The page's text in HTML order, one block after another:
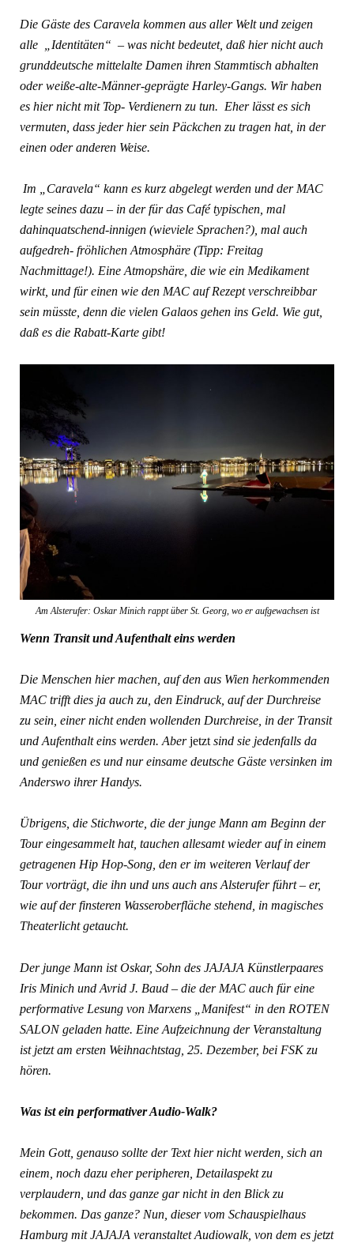
Die Gäste des Caravela kommen aus aller Welt und zeigen
alle „Identitäten“ – was nicht bedeutet, daß hier nicht auch
grunddeutsche mittelalte Damen ihren Stammtisch abhalten
oder weiße-alte-Männer-geprägte Harley-Gangs. Wir haben
es hier nicht mit Top- Verdienern zu tun. Eher lässt es sich
vermuten, dass jeder hier sein Päckchen zu tragen hat, in der
einen oder anderen Weise.
Im „Caravela“ kann es kurz abgelegt werden und der MAC
legte seines dazu – in der für das Café typischen, mal
dahinquatschend-innigen (wieviele Sprachen?), mal auch
aufgedreh- fröhlichen Atmosphäre (Tipp: Freitag
Nachmittage!). Eine Atmopshäre, die wie ein Medikament
wirkt, und für einen wie den MAC auf Rezept verschreibbar
sein müsste, denn die vielen Galaos gehen ins Geld. Wie gut,
daß es die Rabatt-Karte gibt!
Am Alsterufer: Oskar Minich rappt über St. Georg, wo er aufgewachsen ist
Wenn Transit und Aufenthalt eins werden
Die Menschen hier machen, auf den aus Wien herkommenden
MAC trifft dies ja auch zu, den Eindruck, auf der Durchreise
zu sein, einer nicht enden wollenden Durchreise, in der Transit
und Aufenthalt eins werden. Aberjetztsind sie jedenfalls da
und genießen es und nur einsame deutsche Gäste versinken im
Anderswo ihrer Handys.
Übrigens, die Stichworte, die der junge Mann am Beginn der
Tour eingesammelt hat, tauchen allesamt wieder auf in einem
getragenen Hip Hop-Song, den er im weiteren Verlauf der
Tour vorträgt, die ihn und uns auch ans Alsterufer führt – er,
wie auf der finsteren Wasseroberfläche stehend, in magisches
Theaterlicht getaucht.
Der junge Mann ist Oskar, Sohn des JAJAJA Künstlerpaares
Iris Minich und Avrid J. Baud – die der MAC auch für eine
performative Lesung von Marxens „Manifest“ in den ROTEN
SALON geladen hatte. Eine Aufzeichnung der Veranstaltung
ist jetzt am ersten Weihnachtstag, 25. Dezember, bei FSK zu
hören.
Was ist ein performativer Audio-Walk?
Mein Gott, genauso sollte der Text hier nicht werden, sich an
einem, noch dazu eher peripheren, Detailaspekt zu
verplaudern, und das ganze gar nicht in den Blick zu
bekommen. Das ganze? Nun, dieser vom Schauspielhaus
Hamburg mit JAJAJA veranstaltet Audiowalk, von dem es jetzt